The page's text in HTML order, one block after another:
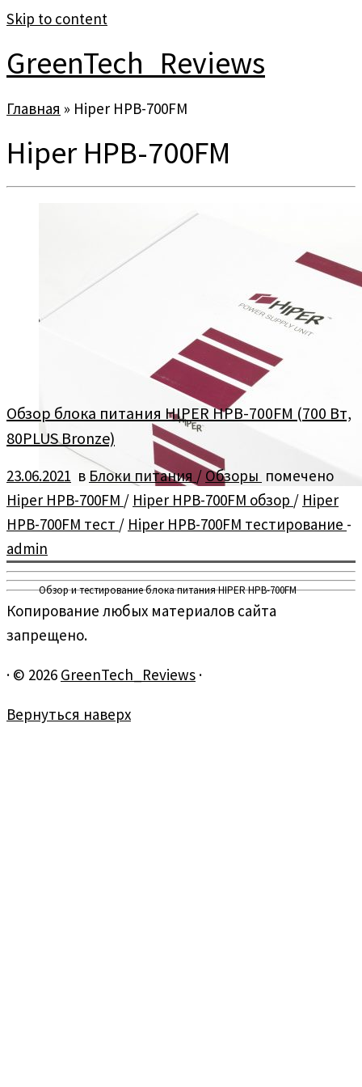
Skip to content
GreenTech_Reviews
Главная » Hiper HPB-700FM
Hiper HPB-700FM
Обзор и тестирование блока питания HIPER HPB-700FM
Обзор блока питания HIPER HPB-700FM (700 Вт,
80PLUS Bronze)
23.06.2021 в Блоки питания / Обзоры помечено
Hiper HPB-700FM / Hiper HPB-700FM обзор / Hiper
HPB-700FM тест / Hiper HPB-700FM тестирование -
admin
Копирование любых материалов сайта
запрещено.
· © 2026 GreenTech_Reviews ·
Вернуться наверх